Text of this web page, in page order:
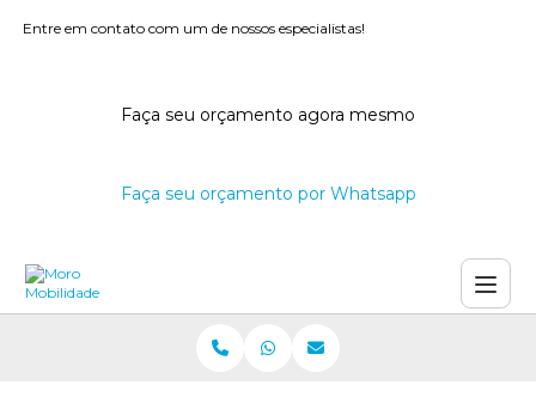
Entre em contato com um de nossos especialistas!
Faça seu orçamento agora mesmo
Faça seu orçamento por Whatsapp